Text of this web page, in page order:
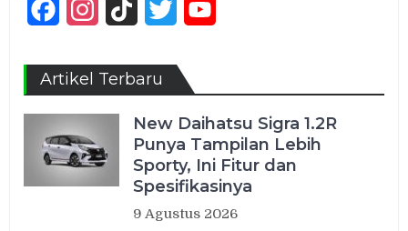
FacebookInstagram
TikTok Twitter
Artikel Terbaru
New Daihatsu Sigra 1.2R
Punya Tampilan Lebih
Sporty, Ini Fitur dan
Spesifikasinya
9 Agustus 2026